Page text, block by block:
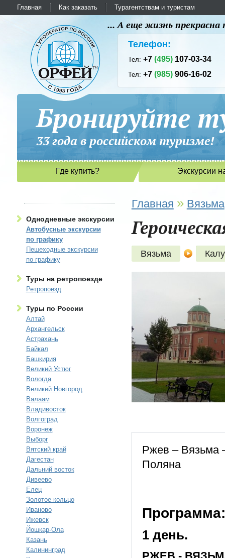
Главная Как заказать Турагентствам и туристам
... А еще жизнь
Телефон:
Тел:+7(495) 107-03-34
Тел:+7(985) 906-16-02
Бронируйте
33 года в российском
Где купить? Экскурсии
Однодневные экскурсии
Автобусные экскурсии
по графику
Пешеходные экскурсии
по графику
Туры на ретропоезде
Ретропоезд
Туры по России
Алтай
Архангельск
Астрахань
Байкал
Башкирия
Великий Устюг
Вологда
Великий Новгород
Валаам
Владивосток
Волгоград
Воронеж
Выборг
Вятский край
Дагестан
Дальний восток
Дивеево
Елец
Золотое кольцо
Иваново
Ижевск
Йошкар-Ола
Казань
Калининград
Главная » Вязьма
Вязьма
Ржев – Вязьма
Поляна
Программа:
1 день.